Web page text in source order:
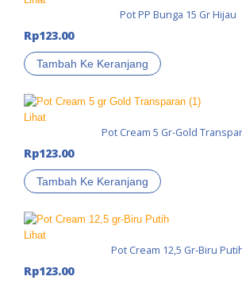
Pot PP Bunga 15 Gr Hijau
Rp123.00
Tambah Ke Keranjang
Lihat
Pot Cream 5 Gr-Gold
Rp123.00
Tambah Ke Keranjang
Lihat
Pot Cream 12,5 Gr-Biru
Rp123.00